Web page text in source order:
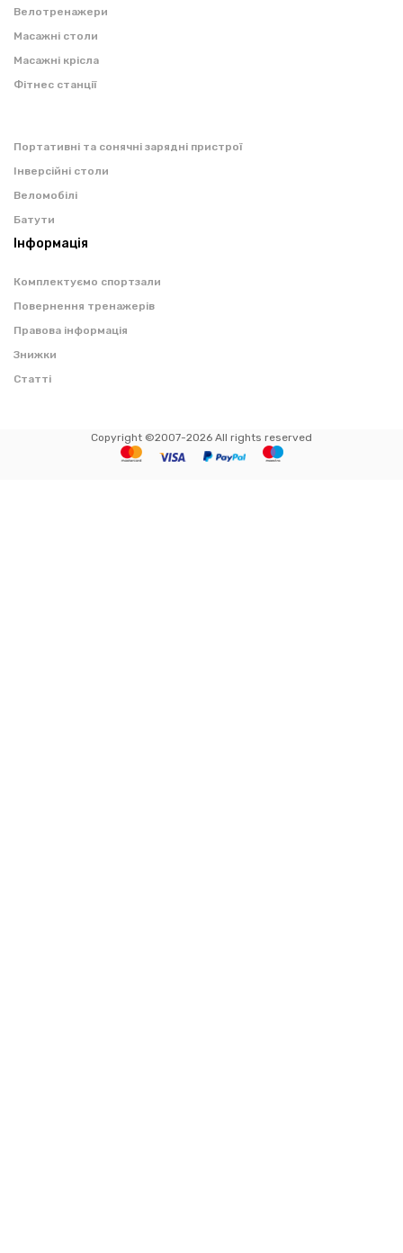
Велотренажери
Масажні столи
Масажні крісла
Фітнес станції
Портативні та сонячні зарядні пристрої
Інверсійні столи
Веломобілі
Батути
Інформація
Комплектуємо спортзали
Повернення тренажерів
Правова інформація
Знижки
Статті
Copyright ©2007-2026 All rights reserved